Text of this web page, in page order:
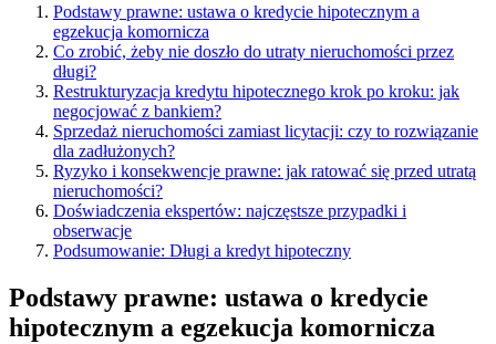
Podstawy prawne: ustawa o kredycie hipotecznym a
egzekucja komornicza
Co zrobić, żeby nie doszło do utraty nieruchomości przez
długi?
Restrukturyzacja kredytu hipotecznego krok po kroku: jak
negocjować z bankiem?
Sprzedaż nieruchomości zamiast licytacji: czy to rozwiązanie
dla zadłużonych?
Ryzyko i konsekwencje prawne: jak ratować się przed utratą
nieruchomości?
Doświadczenia ekspertów: najczęstsze przypadki i
obserwacje
Podsumowanie: Długi a kredyt hipoteczny
Podstawy prawne: ustawa o kredycie
hipotecznym a egzekucja komornicza